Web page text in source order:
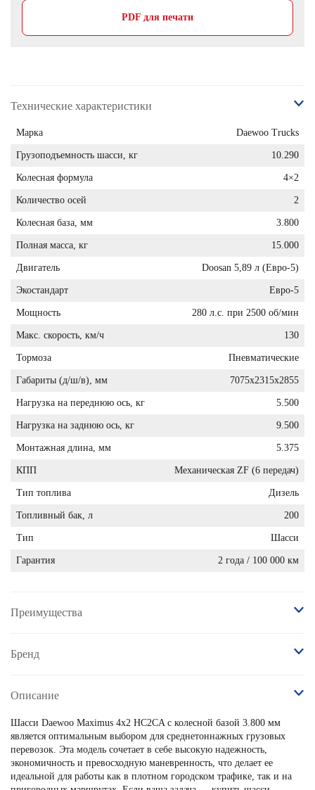
PDF для печати
Технические характеристики
Марка Daewoo Trucks
Грузоподъемность шасси, кг 10.290
Колесная формула 4×2
Количество осей 2
Колесная база, мм 3.800
Полная масса, кг 15.000
Двигатель Doosan 5,89 л (Евро-5)
Экостандарт Евро-5
Мощность 280 л.с. при 2500 об/мин
Макс. скорость, км/ч 130
Тормоза Пневматические
Габариты (д/ш/в), мм 7075x2315x2855
Нагрузка на переднюю ось, кг 5.500
Нагрузка на заднюю ось, кг 9.500
Монтажная длина, мм 5.375
КПП Механическая ZF (6 передач)
Тип топлива Дизель
Топливный бак, л 200
Тип Шасси
Гарантия 2 года / 100 000 км
Преимущества
Бренд
Описание
Шасси Daewoo Maximus 4х2 HC2CA с колесной базой 3.800 мм
является оптимальным выбором для среднетоннажных грузовых
перевозок. Эта модель сочетает в себе высокую надежность,
экономичность и превосходную маневренность, что делает ее
идеальной для работы как в плотном городском трафике, так и на